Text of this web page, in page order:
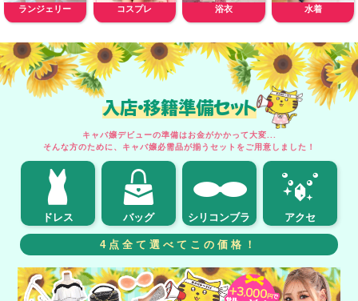
ランジェリー コスプレ 浴衣 水着
入店・移籍準備セット
キャバ嬢デビューの準備はお金がかかって大変...
そんな方のために、キャバ嬢必需品が揃うセットをご用意しました！
ドレス バッグ シリコンブラ アクセ
4点全て選べてこの価格！